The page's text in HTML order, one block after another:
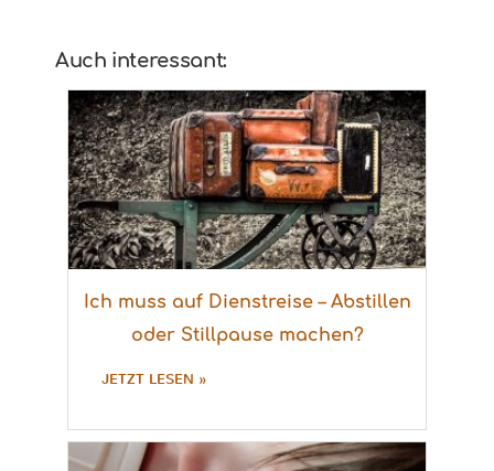
Auch interessant:
Ich muss auf Dienstreise – Abstillen
oder Stillpause machen?
JETZT LESEN »